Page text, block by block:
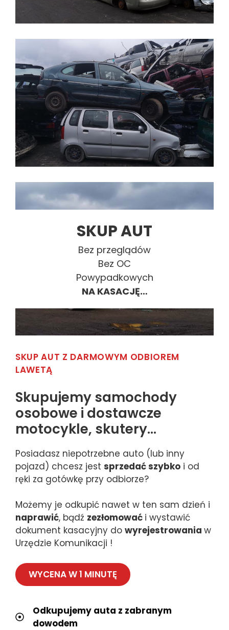
SKUP AUT
Bez przeglądów
Bez OC
Powypadkowych
NA KASACJĘ…
SKUP AUT Z DARMOWYM ODBIOREM
LAWETĄ
Skupujemy samochody
osobowe i dostawcze
motocykle, skutery…
Posiadasz niepotrzebne auto (lub inny
pojazd) chcesz jest sprzedać szybko i od
ręki za gotówkę przy odbiorze?
Możemy je odkupić nawet w ten sam dzień i
naprawić, bądź zezłomować i wystawić
dokument kasacyjny do wyrejestrowania w
Urzędzie Komunikacji !
WYCENA W 1 MINUTĘ
Odkupujemy auta z zabranym
dowodem